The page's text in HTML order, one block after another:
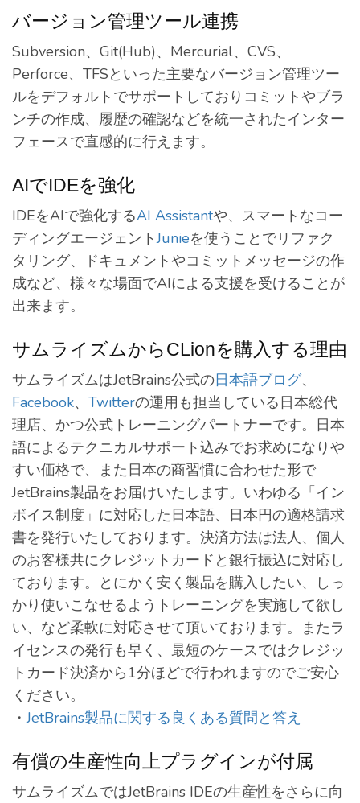
バージョン管理ツール連携
Subversion、Git(Hub)、Mercurial、CVS、
Perforce、TFSといった主要なバージョン管理ツー
ルをデフォルトでサポートしておりコミットやブラ
ンチの作成、履歴の確認などを統一されたインター
フェースで直感的に行えます。
AIでIDEを強化
IDEをAIで強化するAI Assistantや、スマートなコー
ディングエージェントJunieを使うことでリファク
タリング、ドキュメントやコミットメッセージの作
成など、様々な場面でAIによる支援を受けることが
出来ます。
サムライズムからCLionを購入する理由
サムライズムはJetBrains公式の日本語ブログ、
Facebook、 Twitterの運用も担当している日本総代
理店、かつ公式トレーニングパートナーです。日本
語によるテクニカルサポート込みでお求めになりや
すい価格で、また日本の商習慣に合わせた形で
JetBrains製品をお届けいたします。いわゆる「イン
ボイス制度」に対応した日本語、日本円の適格請求
書を発行いたしております。決済方法は法人、個人
のお客様共にクレジットカードと銀行振込に対応し
ております。とにかく安く製品を購入したい、しっ
かり使いこなせるようトレーニングを実施して欲し
い、など柔軟に対応させて頂いております。またラ
イセンスの発行も早く、最短のケースではクレジッ
トカード決済から1分ほどで行われますのでご安心
ください。
・JetBrains製品に関する良くある質問と答え
有償の生産性向上プラグインが付属
サムライズムではJetBrains IDEの生産性をさらに向